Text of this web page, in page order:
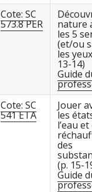
Cote: SC
573.8 PER nature
les 5
(et/ou
les
13-14)
Guide
Cote: SC
541 ETA
Jouer
les
l’eau
des
(p. 15-
Guide